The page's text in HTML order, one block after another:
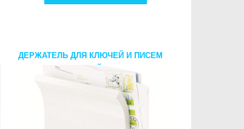
ДЕРЖАТЕЛЬ ДЛЯ КЛЮЧЕЙ И ПИСЕМ
MAGNETTER БЕЛЫЙ